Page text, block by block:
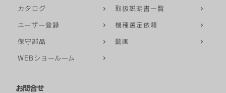
カタログ 取扱説明書一覧
ユーザー登録 機種選定依頼
保守部品 動画
WEBショールーム
お問合せ